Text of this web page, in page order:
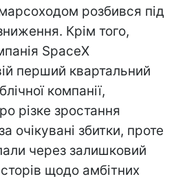
розбився під
Крім того,
SpaceX
перший квартальний
компанії,
різке зростання
очікувані збитки, проте
через залишковий
щодо амбітних